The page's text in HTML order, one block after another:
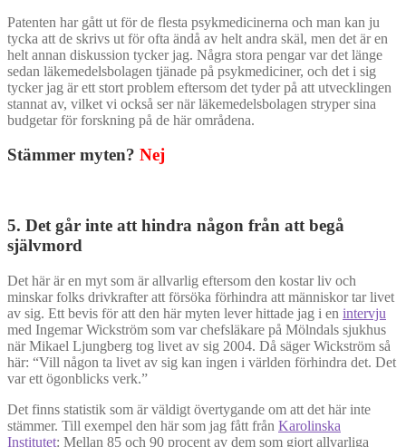
Patenten har gått ut för de flesta psykmedicinerna och man kan ju
tycka att de skrivs ut för ofta ändå av helt andra skäl, men det är en
helt annan diskussion tycker jag. Några stora pengar var det länge
sedan läkemedelsbolagen tjänade på psykmediciner, och det i sig
tycker jag är ett stort problem eftersom det tyder på att utvecklingen
stannat av, vilket vi också ser när läkemedelsbolagen stryper sina
budgetar för forskning på de här områdena.
Stämmer myten? Nej
5. Det går inte att hindra någon från att begå
självmord
Det här är en myt som är allvarlig eftersom den kostar liv och
minskar folks drivkrafter att försöka förhindra att människor tar livet
av sig. Ett bevis för att den här myten lever hittade jag i en intervju
med Ingemar Wickström som var chefsläkare på Mölndals sjukhus
när Mikael Ljungberg tog livet av sig 2004. Då säger Wickström så
här: “Vill någon ta livet av sig kan ingen i världen förhindra det. Det
var ett ögonblicks verk.”
Det finns statistik som är väldigt övertygande om att det här inte
stämmer. Till exempel den här som jag fått från Karolinska
Institutet: Mellan 85 och 90 procent av dem som gjort allvarliga